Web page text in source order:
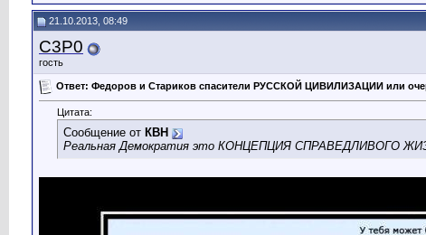
21.10.2013, 08:49
C3P0
гость
Ответ: Федоров и Стариков спасители РУССКОЙ ЦИВИЛИЗАЦИИ или
Цитата:
Сообщение от КВН
Реальная Демократия это КОНЦЕПЦИЯ СПРАВЕДЛИВОГО